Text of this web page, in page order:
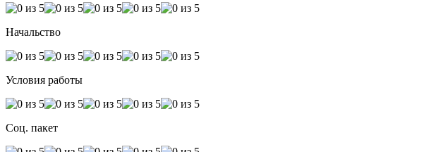
Начальство
Условия работы
Соц. пакет